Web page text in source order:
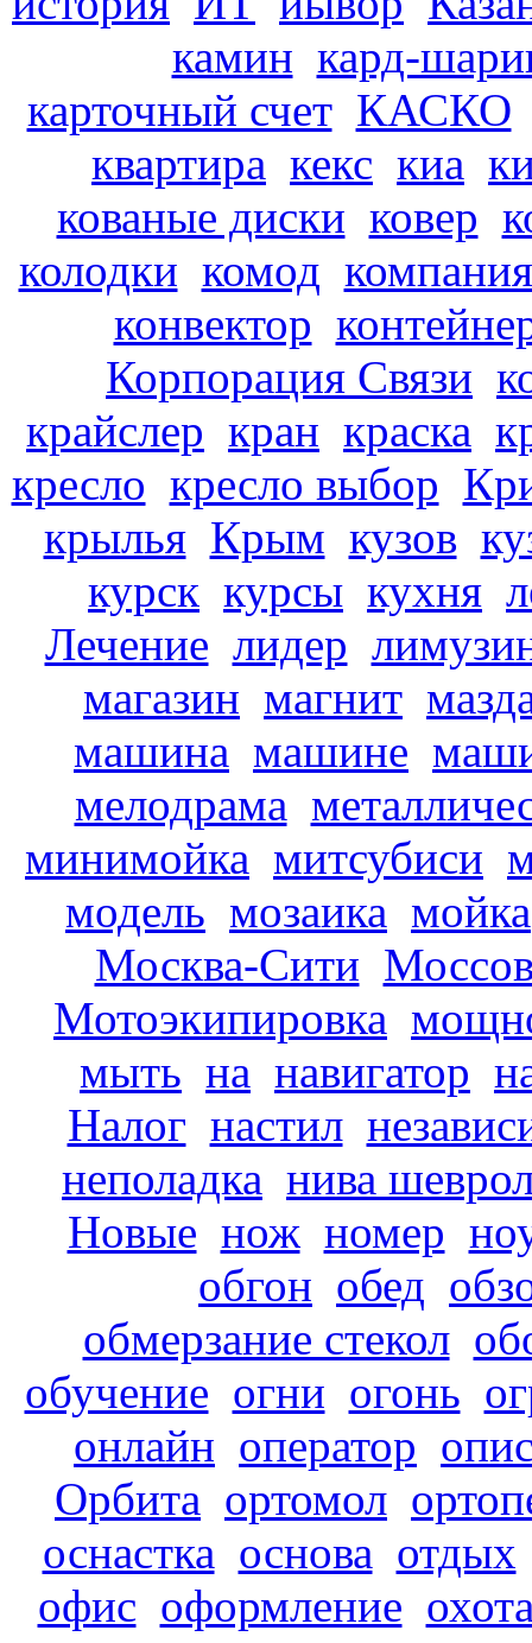
камин кард-
карточный счет КАСКО
квартира кекс киа
кованые диски ковер
колодки комод компания
конвектор
Корпорация Связи
крайслер кран краска
кресло кресло выбор
крылья Крым кузов
курск курсы кухня
Лечение лидер
магазин магнит
машина машине
мелодрама
минимойка митсубиси
модель мозаика мойка
Москва-Сити
Мотоэкипировка
мыть на навигатор
Налог настил
неполадка нива
Новые нож номер
обгон обед
обмерзание стекол
обучение огни огонь
онлайн оператор
Орбита ортомол
оснастка основа отдых
офис оформление